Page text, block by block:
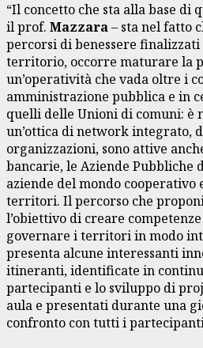
“Il concetto che sta alla base di
il prof. Mazzara– sta nel fatto
percorsi di benessere
territorio, occorre maturare la
un’operatività che vada oltre i
amministrazione pubblica e in
quelli delle Unioni di comuni: è
un’ottica di network integrato,
organizzazioni, sono attive
bancarie, le Aziende Pubbliche
aziende del mondo
territori. Il percorso che
l’obiettivo di creare
governare i territori in modo
presenta alcune interessanti
itineranti, identificate in
partecipanti e lo sviluppo di
aula e presentati durante una
confronto con tutti i